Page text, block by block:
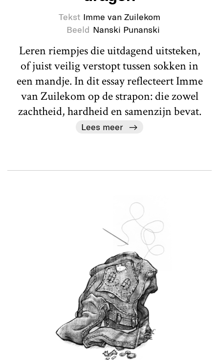
Tekst Imme van Zuilekom
Beeld Nanski Punanski
Leren riempjes die uitdagend uitsteken,
of juist veilig verstopt tussen sokken in
een mandje. In dit essay reflecteert Imme
van Zuilekom op de strapon: die zowel
zachtheid, hardheid en samenzijn bevat.
Lees meer